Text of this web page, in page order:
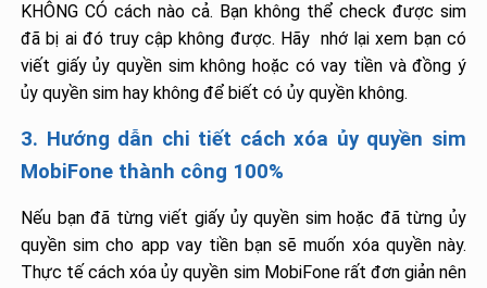
KHÔNG CÓ cách nào cả. Bạn không thể check được sim
đã bị ai đó truy cập không được. Hãy nhớ lại xem bạn có
viết giấy ủy quyền sim không hoặc có vay tiền và đồng ý
ủy quyền sim hay không để biết có ủy quyền không.
3. Hướng dẫn chi tiết cách xóa ủy quyền sim
MobiFone thành công 100%
Nếu bạn đã từng viết giấy ủy quyền sim hoặc đã từng ủy
quyền sim cho app vay tiền bạn sẽ muốn xóa quyền này.
Thực tế cách xóa ủy quyền sim MobiFone rất đơn giản nên